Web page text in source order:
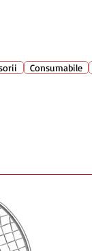
Consumabile